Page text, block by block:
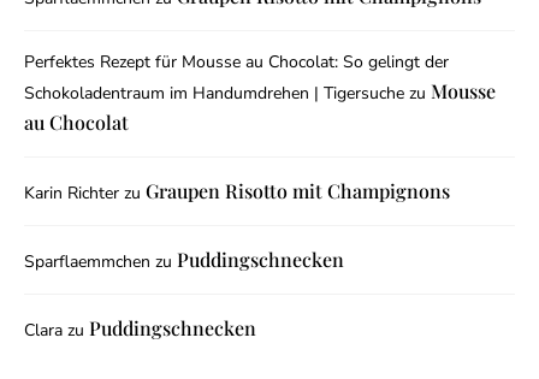
Perfektes Rezept für Mousse au Chocolat: So gelingt der
Schokoladentraum im Handumdrehen | Tigersuche zu Mousse
au Chocolat
Karin Richter zu Graupen Risotto mit Champignons
Sparflaemmchen zu Puddingschnecken
Clara zu Puddingschnecken